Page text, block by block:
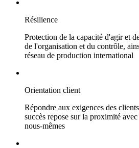
Résilience
Protection de la capacité d'agir et
de l'organisation et du contrôle,
réseau de production international
Orientation client
Répondre aux exigences des
succès repose sur la proximité
nous-mêmes